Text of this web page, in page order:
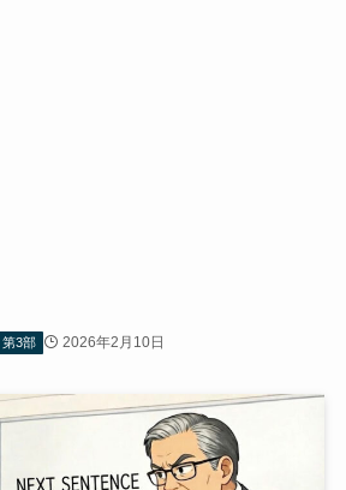
第3部 2026年2月10日